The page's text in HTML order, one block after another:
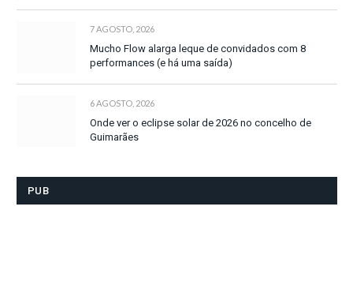
7 AGOSTO, 2026
Mucho Flow alarga leque de convidados com 8
performances (e há uma saída)
6 AGOSTO, 2026
Onde ver o eclipse solar de 2026 no concelho de
Guimarães
PUB